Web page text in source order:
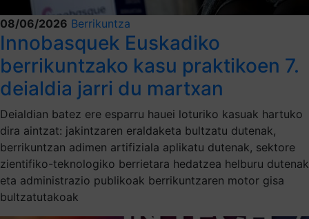
08/06/2026 Berrikuntza
Innobasquek Euskadiko
berrikuntzako kasu praktikoen 7.
deialdia jarri du martxan
Deialdian batez ere esparru hauei loturiko kasuak hartuko
dira aintzat: jakintzaren eraldaketa bultzatu dutenak,
berrikuntzan adimen artifiziala aplikatu dutenak, sektore
zientifiko-teknologiko berrietara hedatzea helburu dutenak
eta administrazio publikoak berrikuntzaren motor gisa
bultzatutakoak